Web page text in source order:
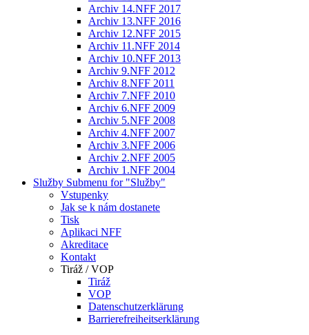
Archiv 14.NFF 2017
Archiv 13.NFF 2016
Archiv 12.NFF 2015
Archiv 11.NFF 2014
Archiv 10.NFF 2013
Archiv 9.NFF 2012
Archiv 8.NFF 2011
Archiv 7.NFF 2010
Archiv 6.NFF 2009
Archiv 5.NFF 2008
Archiv 4.NFF 2007
Archiv 3.NFF 2006
Archiv 2.NFF 2005
Archiv 1.NFF 2004
Služby Submenu for "Služby"
Vstupenky
Jak se k nám dostanete
Tisk
Aplikaci NFF
Akreditace
Kontakt
Tiráž / VOP
Tiráž
VOP
Datenschutzerklärung
Barrierefreiheitserklärung